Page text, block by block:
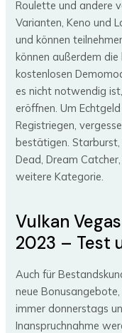
Roulette und andere
Varianten, Keno und
und können
können außerdem die
kostenlosen
es nicht notwendig
eröffnen. Um
Registriegen,
bestätigen. Starburst,
Dead, Dream
weitere Kategorie.
Vulkan
2023 – Test
Auch für
neue
immer donnerstags
Inanspruchnahme